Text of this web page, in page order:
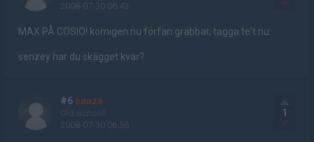
2008-07-30 06:43
MAX PÅ COSIO! komigen nu förfan grabbar, tagga te't nu.
senzey har du skägget kvar?
#6 senze
2008-07-30 06:55
1